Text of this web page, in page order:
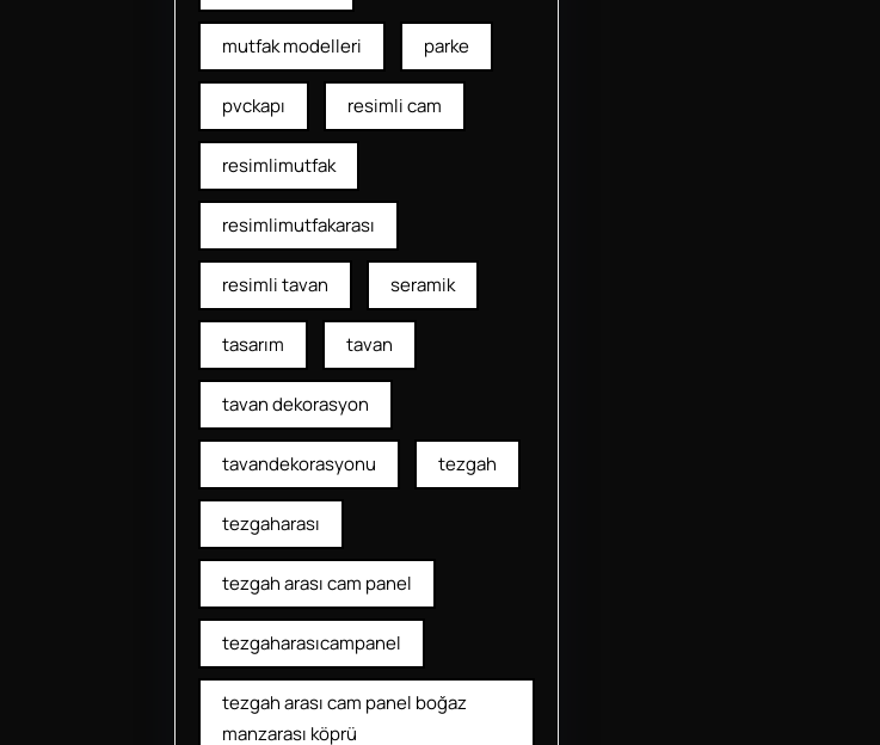
mutfak modelleri parke
pvckapı resimli cam
resimlimutfak
resimlimutfakarası
resimli tavan seramik
tasarım tavan
tavan dekorasyon
tavandekorasyonu tezgah
tezgaharası
tezgah arası cam panel
tezgaharasıcampanel
tezgah arası cam panel boğaz
manzarası köprü